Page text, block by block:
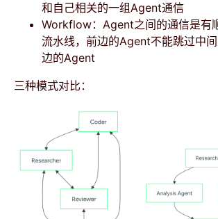
和自己相关的一组Agent通信
Workflow：Agent之间的通信是有
流水线，前边的Agent不能跳过中
边的Agent
三种模式对比：